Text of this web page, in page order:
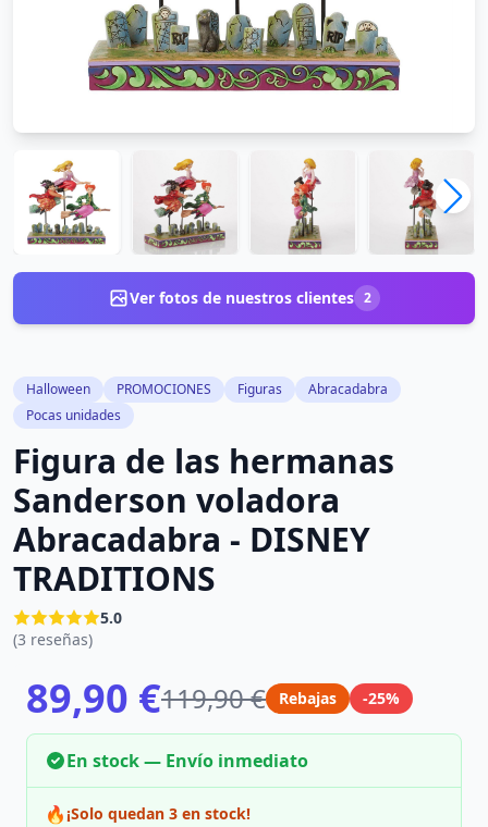
Ver fotos de nuestros clientes 2
Halloween PROMOCIONES Figuras
Abracadabra
Pocas unidades
Figura de las hermanas
Sanderson voladora
Abracadabra - DISNEY
TRADITIONS
5.0
(3 reseñas)
89,90 €119,90 € Rebajas -25%
En stock — Envío inmediato
🔥¡Solo quedan 3 en stock!